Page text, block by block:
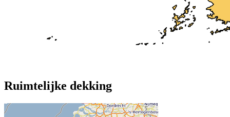
Ruimtelijke dekking